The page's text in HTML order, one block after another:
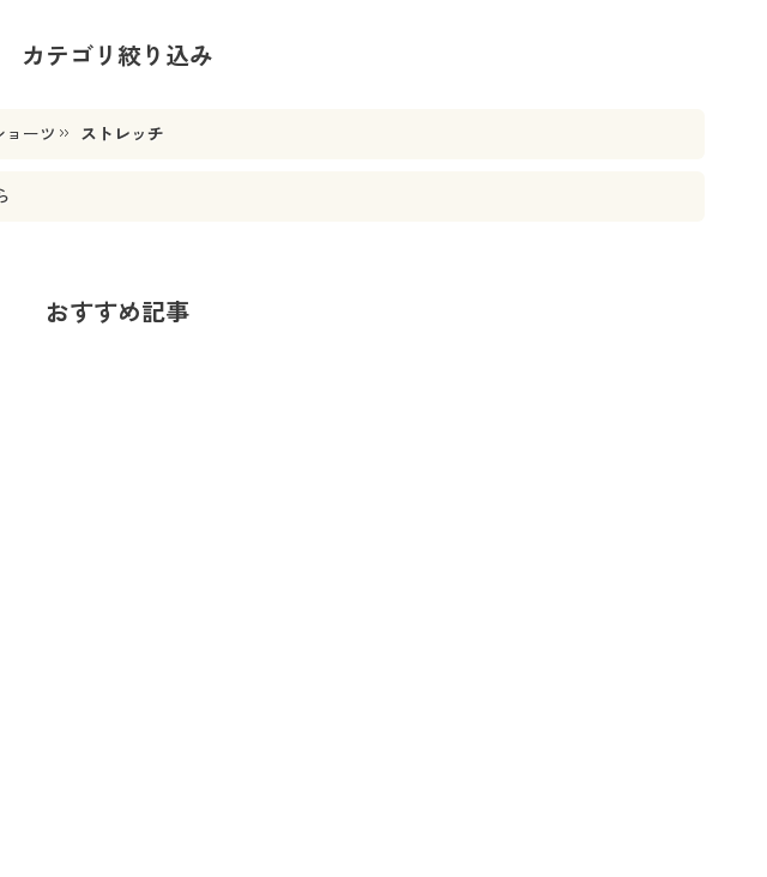
カテゴリ絞り込み
ーツ ストレッチ
おすすめ記事